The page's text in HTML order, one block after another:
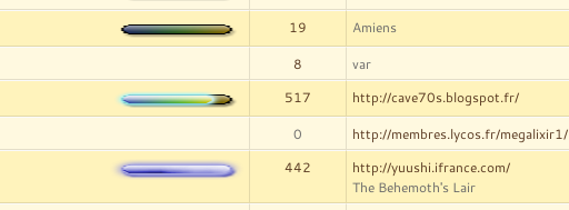
19 Amiens
8 var
517 http://cave70s.blogspot.fr/
0 http://membres.lycos.fr/megalixir1/
442
http://yuushi.ifrance.com/
The Behemoth's Lair